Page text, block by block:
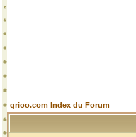
grioo.com Index du Forum